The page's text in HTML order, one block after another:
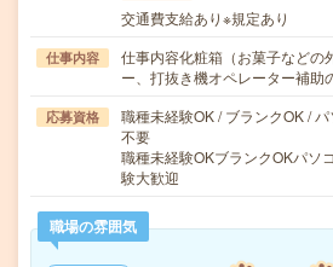
交通費支給あり※規定あり
仕事内容
仕事内容化粧箱（お菓子などの
ー、打抜き機オペレーター補
応募資格
職種未経験OK / ブランクOK /
不要
職種未経験OKブランクOKパソ
験大歓迎
職場の雰囲気